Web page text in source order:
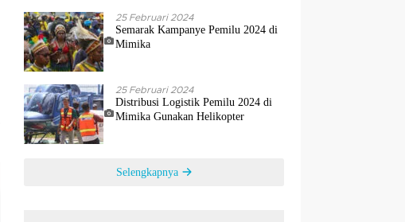
25 Februari 2024
Semarak Kampanye Pemilu 2024 di
Mimika
25 Februari 2024
Distribusi Logistik Pemilu 2024 di
Mimika Gunakan Helikopter
Selengkapnya